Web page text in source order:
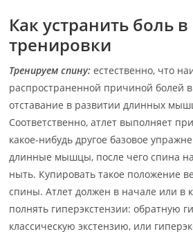
Как устранить боль
тренировки
Тренируем спину: естественно, что
распространенной причиной болей
отставание в развитии длинных
Соответственно, атлет вы­пол­ня­ет
какое-нибудь другое базовое
длин­ные мышцы, после чего спина
ныть. Ку­пи­ро­вать та­кое по­ло­же­ние
спины. Атлет должен в начале или в
пол­нять гиперэкстензии: обратную
классическую эк­стен­зию, или